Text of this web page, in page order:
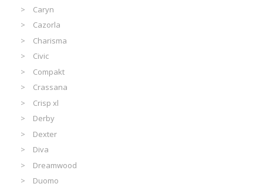
Caryn
Cazorla
Charisma
Civic
Compakt
Crassana
Crisp xl
Derby
Dexter
Diva
Dreamwood
Duomo